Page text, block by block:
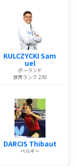
KULCZYCKI Sam
uel
ポーランド
世界ランク 230
DARCIS Thibaut
ベルギー